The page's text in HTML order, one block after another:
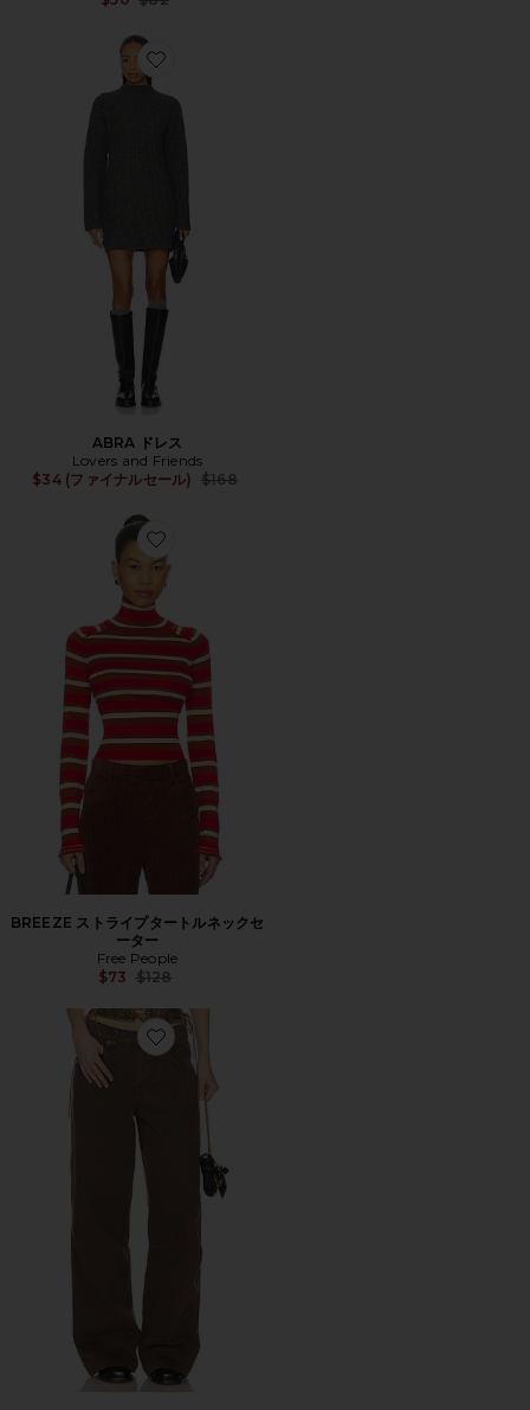
Favorite ABRA ドレス
ABRA ドレス
Lovers and Friends
$34 (ファイナルセール)
Previous price:
$168
Favorite BREEZE ストライプタートルネックセーター
BREEZE ストライプタートルネックセ
ーター
Free People
$73 Previous price:
$128
Favorite COLOSSUS ワイドレッグ